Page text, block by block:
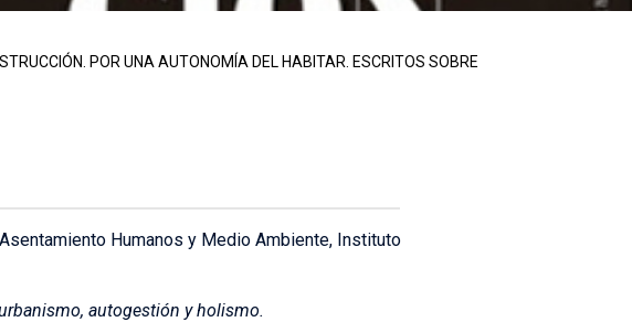
POR UNA AUTONOMÍA DEL HABITAR. ESCRITOS SOBRE
Humanos y Medio Ambiente, Instituto
autogestión y holismo.